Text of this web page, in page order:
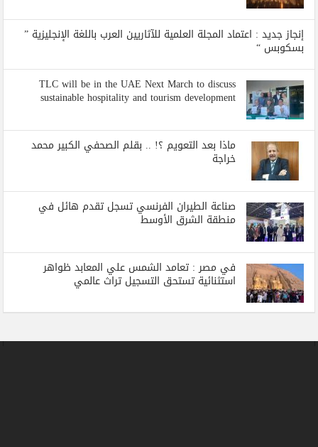
إنجاز جديد : اعتماد المجلة العلمية للآثاريين العرب باللغة الإنجليزية ”
بسكوبس “
TLC will be in the UAE Next March to discuss
sustainable hospitality and tourism development
ماذا بعد التعويم ؟! .. بقلم الصحفي الكبير محمد
خراجة
صناعة الطيران الفرنسي تسجل تقدم هائل في
منطقة الشرق الأوسط
في مصر : تعامد الشمس علي المعابد ظواهر
استثنائية تستحق التسجيل تراث عالمي